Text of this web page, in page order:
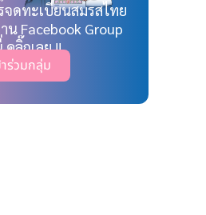
ดทะเบียนสมรสไทย
น Facebook Group
ลิ๊กเลย !!
าร่วมกลุ่ม